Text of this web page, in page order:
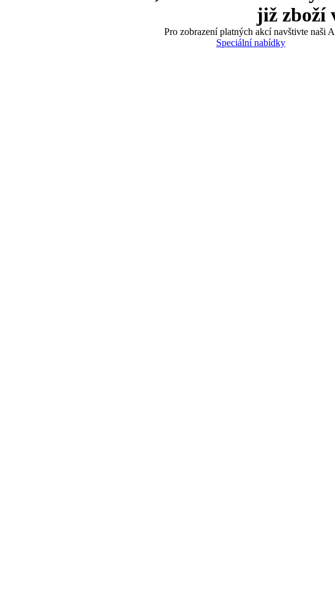
již zboží
Pro zobrazení platných akcí navštivte naši
Speciální nabídky